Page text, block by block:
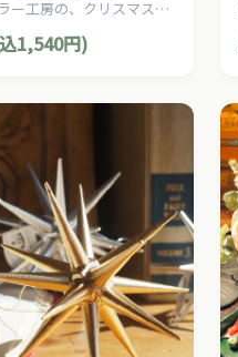
ー工房の、クリスマスを
1,540円)